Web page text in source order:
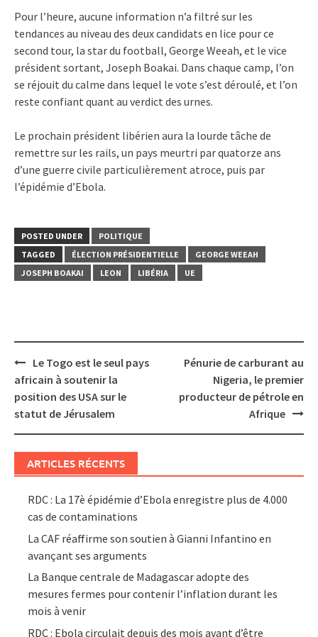
Pour l’heure, aucune information n’a filtré sur les
tendances au niveau des deux candidats en lice pour ce
second tour, la star du football, George Weeah, et le vice
président sortant, Joseph Boakai. Dans chaque camp, l’on
se réjouit du calme dans lequel le vote s’est déroulé, et l’on
reste confiant quant au verdict des urnes.
Le prochain président libérien aura la lourde tâche de
remettre sur les rails, un pays meurtri par quatorze ans
d’une guerre civile particulièrement atroce, puis par
l’épidémie d’Ebola.
POSTED UNDER
POLITIQUE
TAGGED
ÉLECTION PRÉSIDENTIELLE
GEORGE WEEAH
JOSEPH BOAKAI
LEON LIBÉRIA UE
Post
navigation
Le Togo est le seul pays
africain à soutenir la
position des USA sur le
statut de Jérusalem
Pénurie de carburant au
Nigeria, le premier
producteur de pétrole en
Afrique
ARTICLES RÉCENTS
RDC : La 17è épidémie d’Ebola enregistre plus de 4.000
cas de contaminations
La CAF réaffirme son soutien à Gianni Infantino en
avançant ses arguments
La Banque centrale de Madagascar adopte des
mesures fermes pour contenir l’inflation durant les
mois à venir
RDC : Ebola circulait depuis des mois avant d’être